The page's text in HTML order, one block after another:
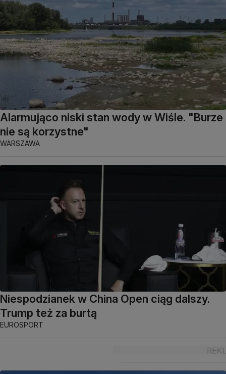
Alarmująco niski stan wody w Wiśle. "Burze
nie są korzystne"
WARSZAWA
Niespodzianek w China Open ciąg dalszy.
Trump też za burtą
EUROSPORT